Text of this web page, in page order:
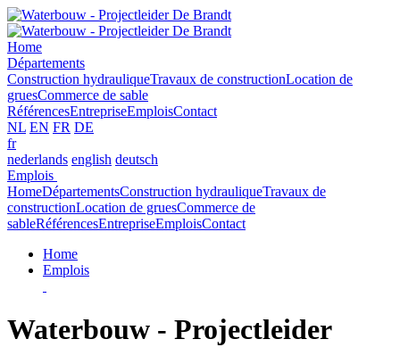
Home
Départements
Construction hydrauliqueTravaux de constructionLocation de
gruesCommerce de sable
RéférencesEntrepriseEmploisContact
NL EN FR DE
fr
nederlands english deutsch
Emplois
HomeDépartementsConstruction hydrauliqueTravaux de
constructionLocation de gruesCommerce de
sableRéférencesEntrepriseEmploisContact
Home
Emplois
Waterbouw - Projectleider